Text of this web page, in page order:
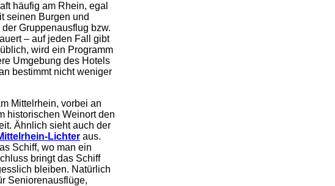
häufig am Rhein, egal
seinen Burgen und
Gruppenausflug bzw.
– auf jeden Fall gibt
wird ein Programm
Umgebung des Hotels
bestimmt nicht weniger
Mittelrhein, vorbei an
historischen Weinort den
Ähnlich sieht auch der
Lichter aus.
Schiff, wo man ein
bringt das Schiff
bleiben. Natürlich
Seniorenausflüge,